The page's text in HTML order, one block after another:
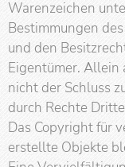
Warenzeichen
Bestimmungen
und den
Eigentümer.
nicht der Schluss
durch Rechte
Das Copyright für
erstellte Objekte